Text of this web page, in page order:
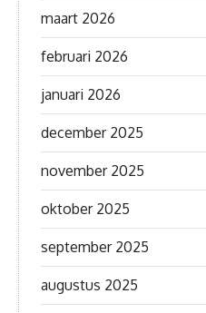
maart 2026
februari 2026
januari 2026
december 2025
november 2025
oktober 2025
september 2025
augustus 2025